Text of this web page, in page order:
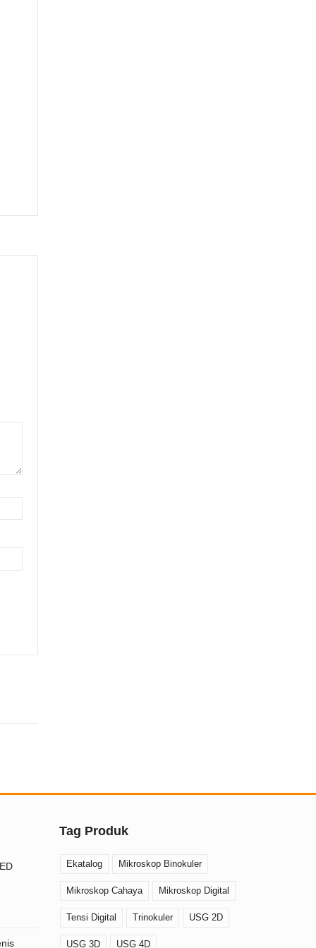
Tag Produk
Ekatalog Mikroskop Binokuler
Mikroskop Cahaya Mikroskop Digital
Tensi Digital Trinokuler USG 2D
USG 3D USG 4D